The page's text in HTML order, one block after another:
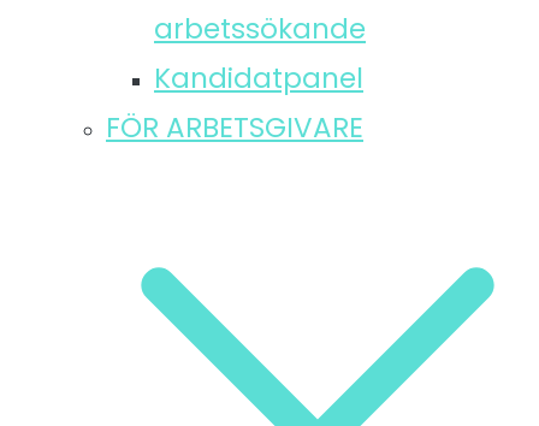
arbetssökande
Kandidatpanel
FÖR ARBETSGIVARE